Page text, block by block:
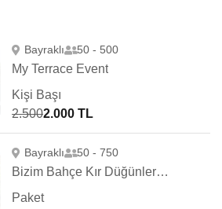
Bayraklı 50 - 500
My Terrace Event
Kişi Başı
2.5002.000 TL
Bayraklı 50 - 750
Bizim Bahçe Kır Düğünleri Bayraklı
Paket